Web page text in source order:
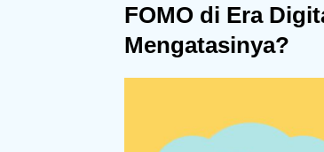
FOMO di Era
Mengatasinya?